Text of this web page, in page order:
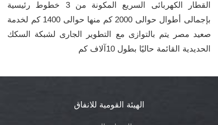
القطار الكهربائى السريع المكونة من 3 خطوط رئيسية
بإجمالى أطوال حوالى 2000 كم منها حوالى 1400 كم لخدمة
صعيد مصر يتم بالتوازى مع التطوير الجارى لشبكة السكك
الحديدية القائمة حاليًا بطول 10آلاف كم
الهيئة القومية للانفاق